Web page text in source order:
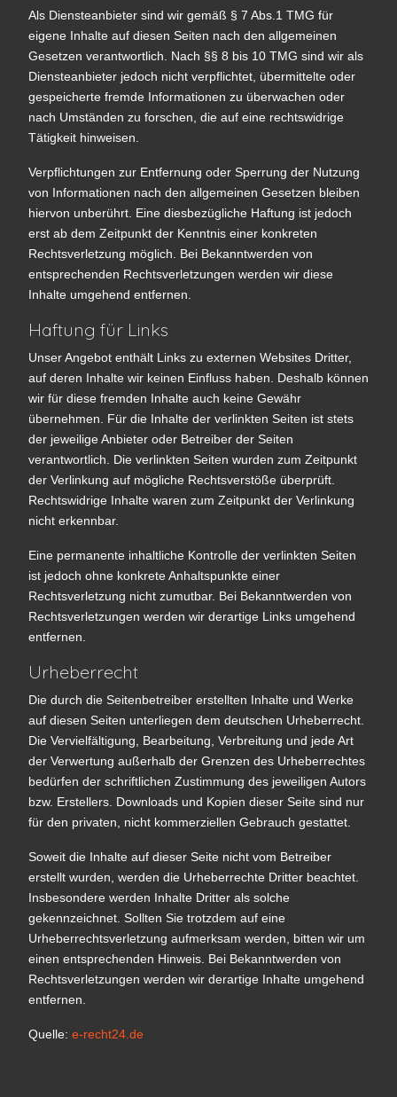
Als Diensteanbieter sind wir gemäß § 7 Abs.1 TMG für
eigene Inhalte auf diesen Seiten nach den allgemeinen
Gesetzen verantwortlich. Nach §§ 8 bis 10 TMG sind wir als
Diensteanbieter jedoch nicht verpflichtet, übermittelte oder
gespeicherte fremde Informationen zu überwachen oder
nach Umständen zu forschen, die auf eine rechtswidrige
Tätigkeit hinweisen.
Verpflichtungen zur Entfernung oder Sperrung der Nutzung
von Informationen nach den allgemeinen Gesetzen bleiben
hiervon unberührt. Eine diesbezügliche Haftung ist jedoch
erst ab dem Zeitpunkt der Kenntnis einer konkreten
Rechtsverletzung möglich. Bei Bekanntwerden von
entsprechenden Rechtsverletzungen werden wir diese
Inhalte umgehend entfernen.
Haftung für Links
Unser Angebot enthält Links zu externen Websites Dritter,
auf deren Inhalte wir keinen Einfluss haben. Deshalb können
wir für diese fremden Inhalte auch keine Gewähr
übernehmen. Für die Inhalte der verlinkten Seiten ist stets
der jeweilige Anbieter oder Betreiber der Seiten
verantwortlich. Die verlinkten Seiten wurden zum Zeitpunkt
der Verlinkung auf mögliche Rechtsverstöße überprüft.
Rechtswidrige Inhalte waren zum Zeitpunkt der Verlinkung
nicht erkennbar.
Eine permanente inhaltliche Kontrolle der verlinkten Seiten
ist jedoch ohne konkrete Anhaltspunkte einer
Rechtsverletzung nicht zumutbar. Bei Bekanntwerden von
Rechtsverletzungen werden wir derartige Links umgehend
entfernen.
Urheberrecht
Die durch die Seitenbetreiber erstellten Inhalte und Werke
auf diesen Seiten unterliegen dem deutschen Urheberrecht.
Die Vervielfältigung, Bearbeitung, Verbreitung und jede Art
der Verwertung außerhalb der Grenzen des Urheberrechtes
bedürfen der schriftlichen Zustimmung des jeweiligen Autors
bzw. Erstellers. Downloads und Kopien dieser Seite sind nur
für den privaten, nicht kommerziellen Gebrauch gestattet.
Soweit die Inhalte auf dieser Seite nicht vom Betreiber
erstellt wurden, werden die Urheberrechte Dritter beachtet.
Insbesondere werden Inhalte Dritter als solche
gekennzeichnet. Sollten Sie trotzdem auf eine
Urheberrechtsverletzung aufmerksam werden, bitten wir um
einen entsprechenden Hinweis. Bei Bekanntwerden von
Rechtsverletzungen werden wir derartige Inhalte umgehend
entfernen.
Quelle: e-recht24.de